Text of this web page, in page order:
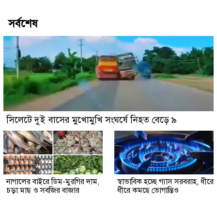
সর্বশেষ
সিলেটে দুই বাসের মুখোমুখি সংঘর্ষে নিহত বেড়ে ৯
নাগালের বাইরে ডিম-মুরগির দাম,
চড়া মাছ ও সবজির বাজার
স্বাভাবিক হচ্ছে গ্যাস সরবরাহ, ধীরে
ধীরে কমছে ভোগান্তিও